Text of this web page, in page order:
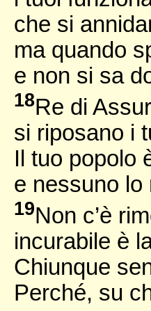
che si
ma quando
e non si sa
18Re di
si riposano i
Il tuo popolo
e nessuno lo
19Non c’è
incurabile è
Chiunque
Perché, su